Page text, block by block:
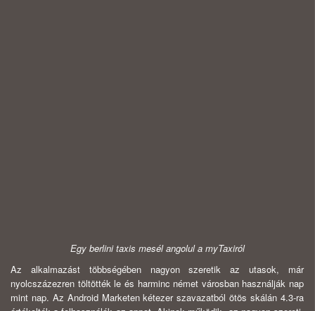
Egy berlini taxis mesél angolul a myTaxiról
Az alkalmazást többségében nagyon szeretik az utasok, már
nyolcszázezren töltötték le és harminc német városban használják nap
mint nap. Az Android Marketen kétezer szavazatból ötös skálán 4.3-ra